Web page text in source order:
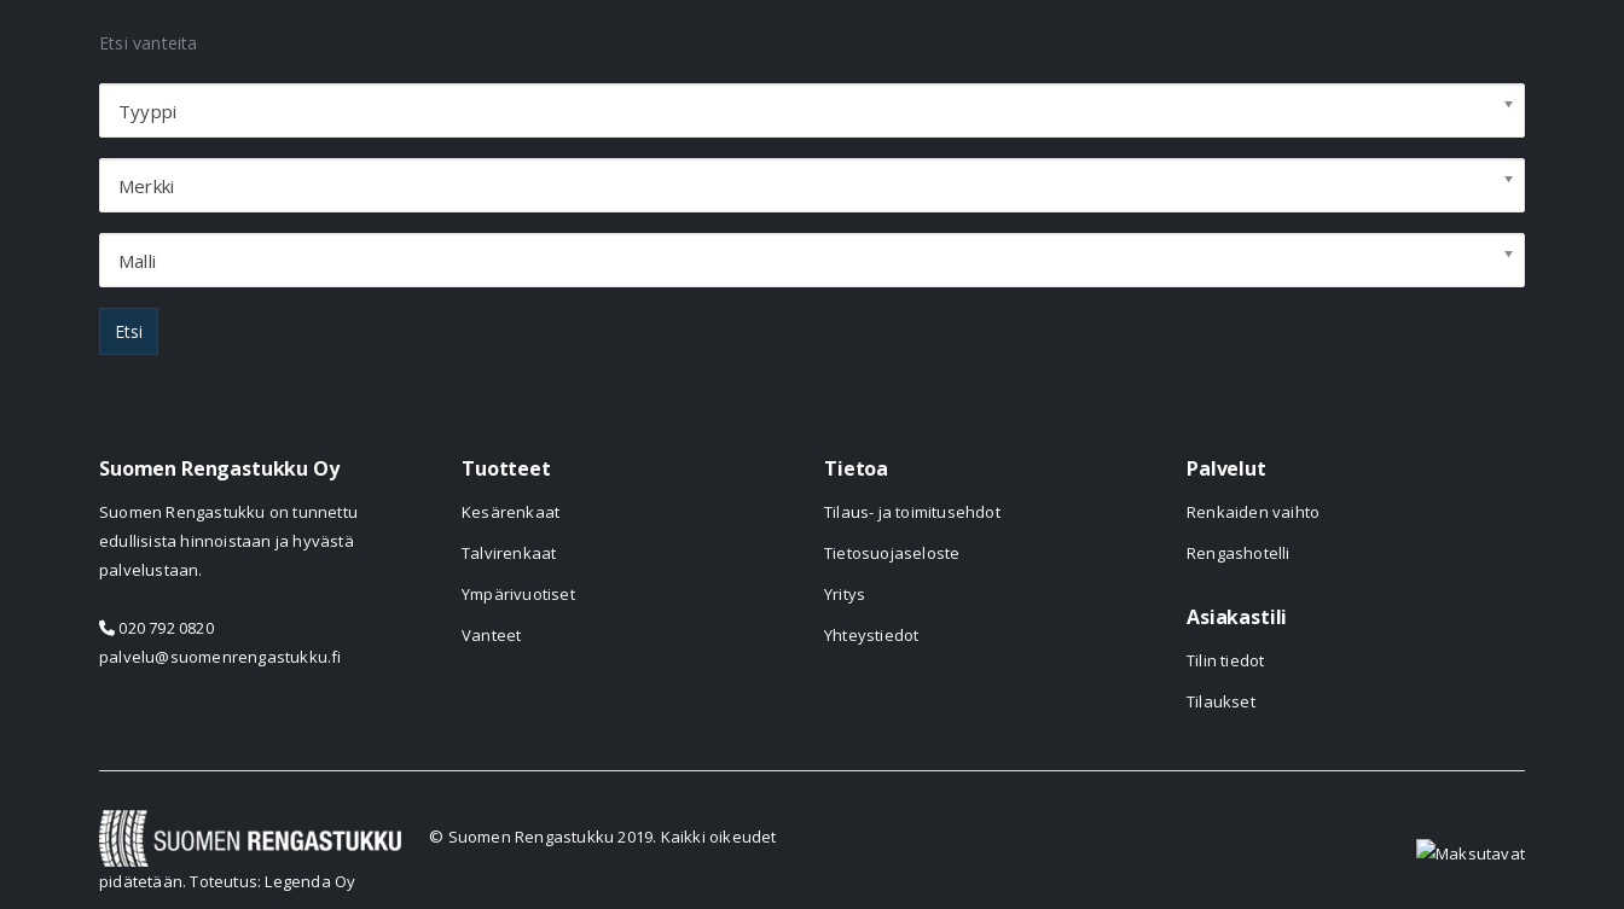
Etsi vanteita
Tyyppi
Merkki
Malli
Etsi
Suomen Rengastukku Oy
Suomen Rengastukku on tunnettu
edullisista hinnoistaan ja hyvästä
palvelustaan.
020 792 0820
palvelu@suomenrengastukku.fi
Tuotteet
Kesärenkaat
Talvirenkaat
Ympärivuotiset
Vanteet
Tietoa
Tilaus- ja toimitusehdot
Tietosuojaseloste
Yritys
Yhteystiedot
Palvelut
Renkaiden vaihto
Rengashotelli
Asiakastili
Tilin tiedot
Tilaukset
© Suomen Rengastukku 2019. Kaikki oikeudet
pidätetään.Toteutus: Legenda Oy